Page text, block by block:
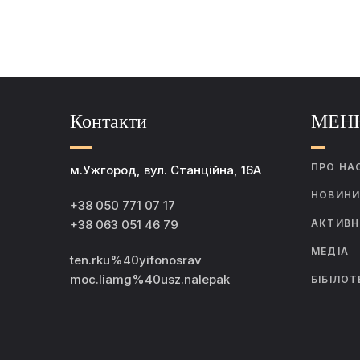
Контакти
м.Ужгород, вул. Станційна, 16А
+38 050 771 07 17
+38 063 051 46 79
ten.rku%40yifonosrav
moc.liamg%40usz.nalepak
ПРО
НОВИНИ
МЕДІА